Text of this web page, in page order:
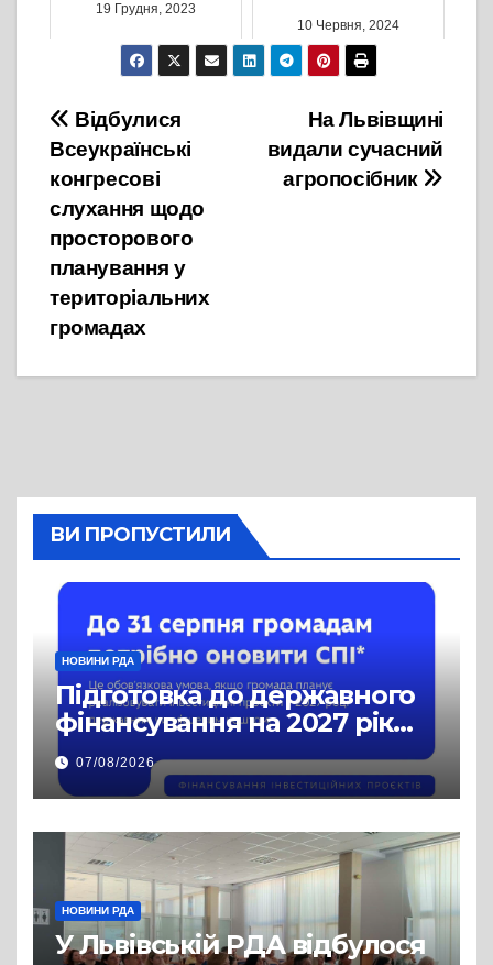
19 Грудня, 2023
10 Червня, 2024
Навігація
записів
На Львівщині
видали сучасний
агропосібник
Відбулися
Всеукраїнські
конгресові
слухання щодо
просторового
планування у
територіальних
громадах
ВИ ПРОПУСТИЛИ
НОВИНИ РДА
Підготовка до державного
фінансування на 2027 рік
уже триває
07/08/2026
НОВИНИ РДА
У Львівській РДА відбулося